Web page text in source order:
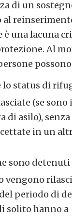
di un
una lacuna
Al
lo status di
(se sono
di asilo),
in un
sono
vengono
periodo di
solito hanno a